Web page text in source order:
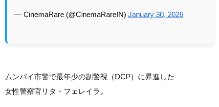
— CinemaRare (@CinemaRareIN) January 30, 2026
ムンバイ市警で最年少の副警視（DCP）に昇進した
女性警察官リタ・フェレイラ。